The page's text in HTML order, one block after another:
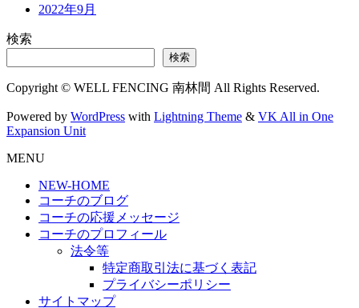
2022年9月
検索
検索
Copyright © WELL FENCING 南林間 All Rights Reserved.
Powered by WordPress with Lightning Theme & VK All in One
Expansion Unit
MENU
NEW-HOME
コーチのブログ
コーチの応援メッセージ
コーチのプロフィール
法令等
特定商取引法に基づく表記
プライバシーポリシー
サイトマップ